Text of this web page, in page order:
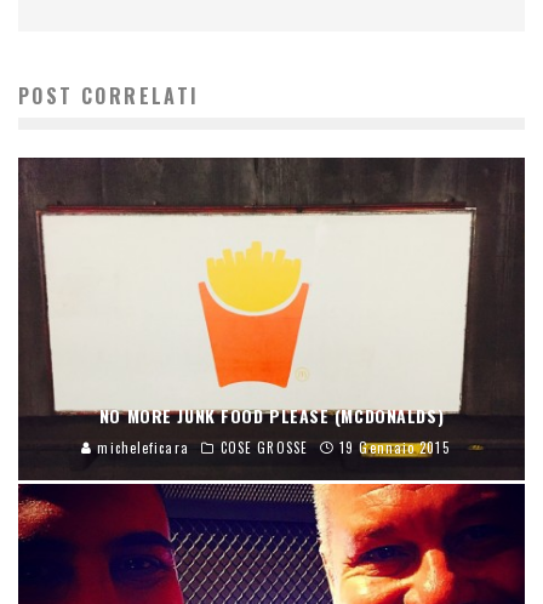
POST CORRELATI
NO MORE JUNK FOOD PLEASE (MCDONALDS)
micheleficara COSE GROSSE 19 Gennaio 2015